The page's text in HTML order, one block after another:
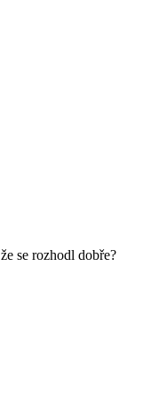
se rozhodl dobře?